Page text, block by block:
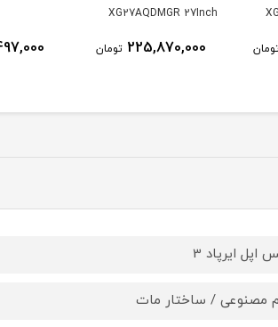
XG27AQDMGR 27Inch
240Hz 0.03ms 250Nits
225,870,000 تومان
اپل ایرپاد 3
مصنوعی / ساختار مات